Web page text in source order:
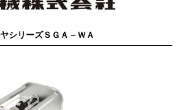
シリーズＳＧＡ－ＷＡ